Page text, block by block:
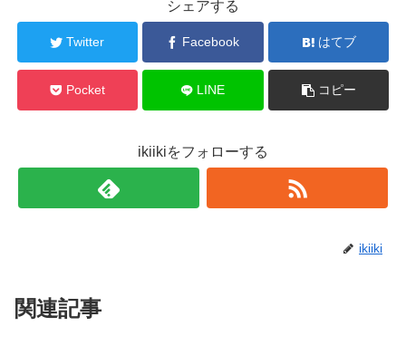
シェアする
Twitter Facebook はてブ
Pocket LINE コピー
ikiikiをフォローする
ikiiki
関連記事